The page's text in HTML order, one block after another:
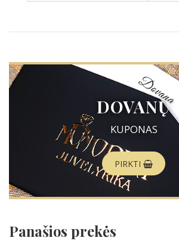
DOVANŲ
KUPONAS
PIRKTI
Panašios prekės